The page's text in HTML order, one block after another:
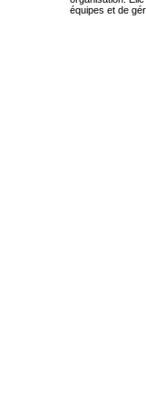
équipes et de